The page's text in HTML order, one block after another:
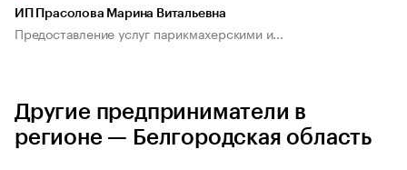
ИП Прасолова Марина Витальевна
Предоставление услуг парикмахерскими и...
Другие предприниматели в
регионе — Белгородская область